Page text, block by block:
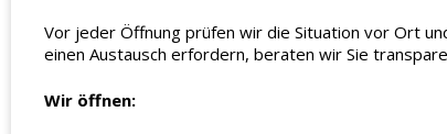
Vor jeder Öffnung prüfen wir die Situation vor Ort
einen Austausch erfordern, beraten wir Sie
Wir öffnen: